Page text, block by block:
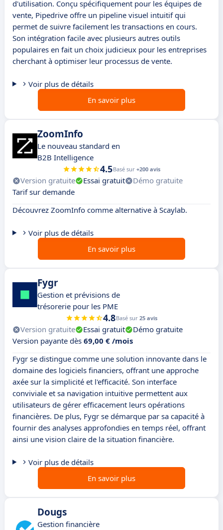
d'utilisation. Conçu spécifiquement pour les équipes de
vente, Pipedrive offre un pipeline visuel intuitif qui
permet de suivre facilement les transactions en cours.
Son intégration facile avec plusieurs autres outils
populaires en fait un choix judicieux pour les entreprises
cherchant à optimiser leur processus de vente.
Voir plus de détails
En savoir plus
ZoomInfo
Le nouveau standard en
B2B Intelligence
4.5Basé sur +200 avis
Version gratuite Essai gratuit
Démo gratuite
Tarif sur demande
Découvrez ZoomInfo comme alternative à Scaylab.
Voir plus de détails
En savoir plus
Fygr
Gestion et prévisions de
trésorerie pour les PME
4.8Basé sur 25 avis
Version gratuite Essai gratuit
Démo gratuite
Version payante dès 69,00 € /mois
Fygr se distingue comme une solution innovante dans le
domaine des logiciels financiers, offrant une approche
axée sur la simplicité et l'efficacité. Son interface
conviviale et sa navigation intuitive permettent aux
utilisateurs de gérer efficacement leurs opérations
financières. De plus, Fygr se démarque par sa capacité à
fournir des analyses approfondies en temps réel, offrant
ainsi une vision claire de la situation financière.
Voir plus de détails
En savoir plus
Dougs
Gestion financière